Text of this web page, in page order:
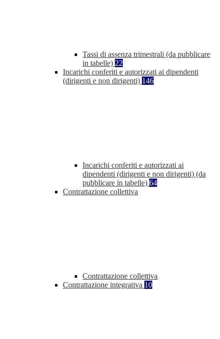
Tassi di assenza trimestrali (da pubblicare
in tabelle) 22
Incarichi conferiti e autorizzati ai dipendenti
(dirigenti e non dirigenti) 146
Incarichi conferiti e autorizzati ai
dipendenti (dirigenti e non dirigenti) (da
pubblicare in tabelle) 64
Contrattazione collettiva
Contrattazione collettiva
Contrattazione integrativa 10